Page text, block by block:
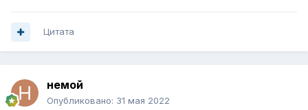
Цитата
немой
Опубликовано: 31 мая 2022